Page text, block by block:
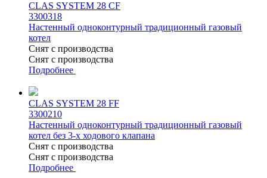
CLAS SYSTEM 28 CF
3300318
Настенный одноконтурный традиционный газовый
котел
Снят с производства
Снят с производства
Подробнее
CLAS SYSTEM 28 FF
3300210
Настенный одноконтурный традиционный газовый
котел без 3-х ходового клапана
Снят с производства
Снят с производства
Подробнее